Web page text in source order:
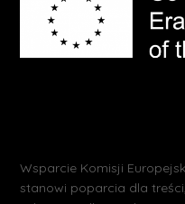
Wsparcie Komisji
stanowi poparcia dla